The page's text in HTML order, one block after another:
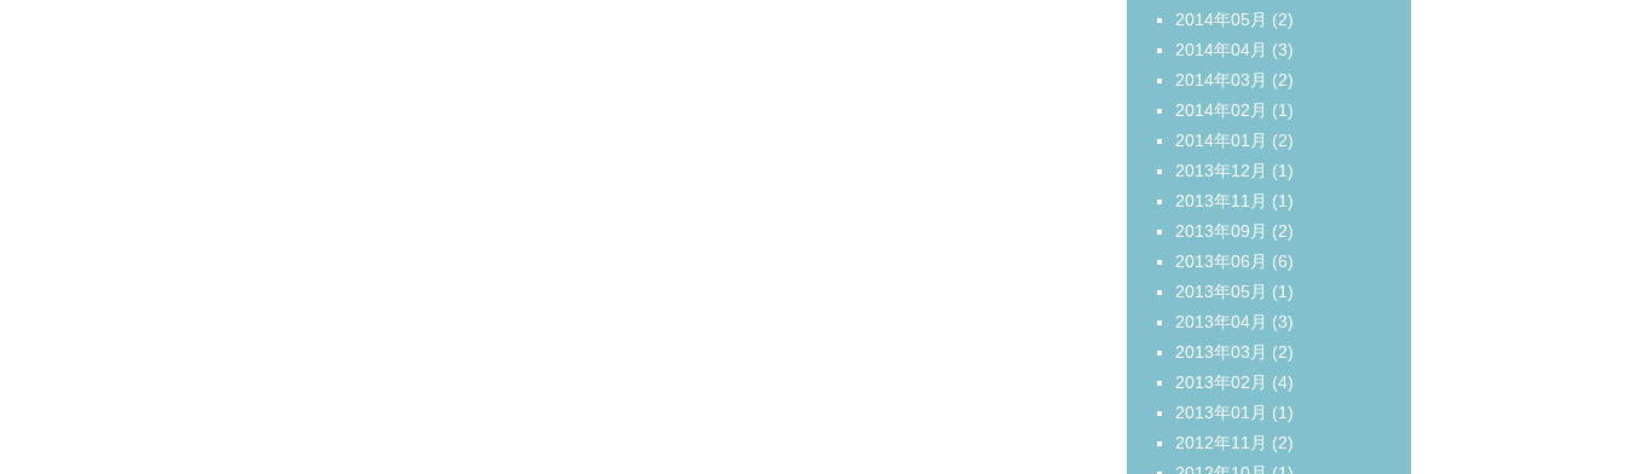
2014年05月 (2)
2014年04月 (3)
2014年03月 (2)
2014年02月 (1)
2014年01月 (2)
2013年12月 (1)
2013年11月 (1)
2013年09月 (2)
2013年06月 (6)
2013年05月 (1)
2013年04月 (3)
2013年03月 (2)
2013年02月 (4)
2013年01月 (1)
2012年11月 (2)